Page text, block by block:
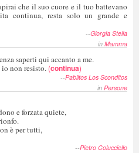
che il suo cuore e il tuo battevano
continua, resta solo un grande e
--Giorgia Stella
in Mamma
saperti qui accanto a me.
io non resisto. (continua)
--Pablitos Los Sconditos
in Persone
e forzata quiete,
è per tutti,
--Pietro Colucciello